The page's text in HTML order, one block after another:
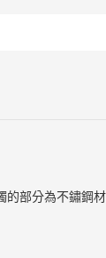
部分為不鏽鋼